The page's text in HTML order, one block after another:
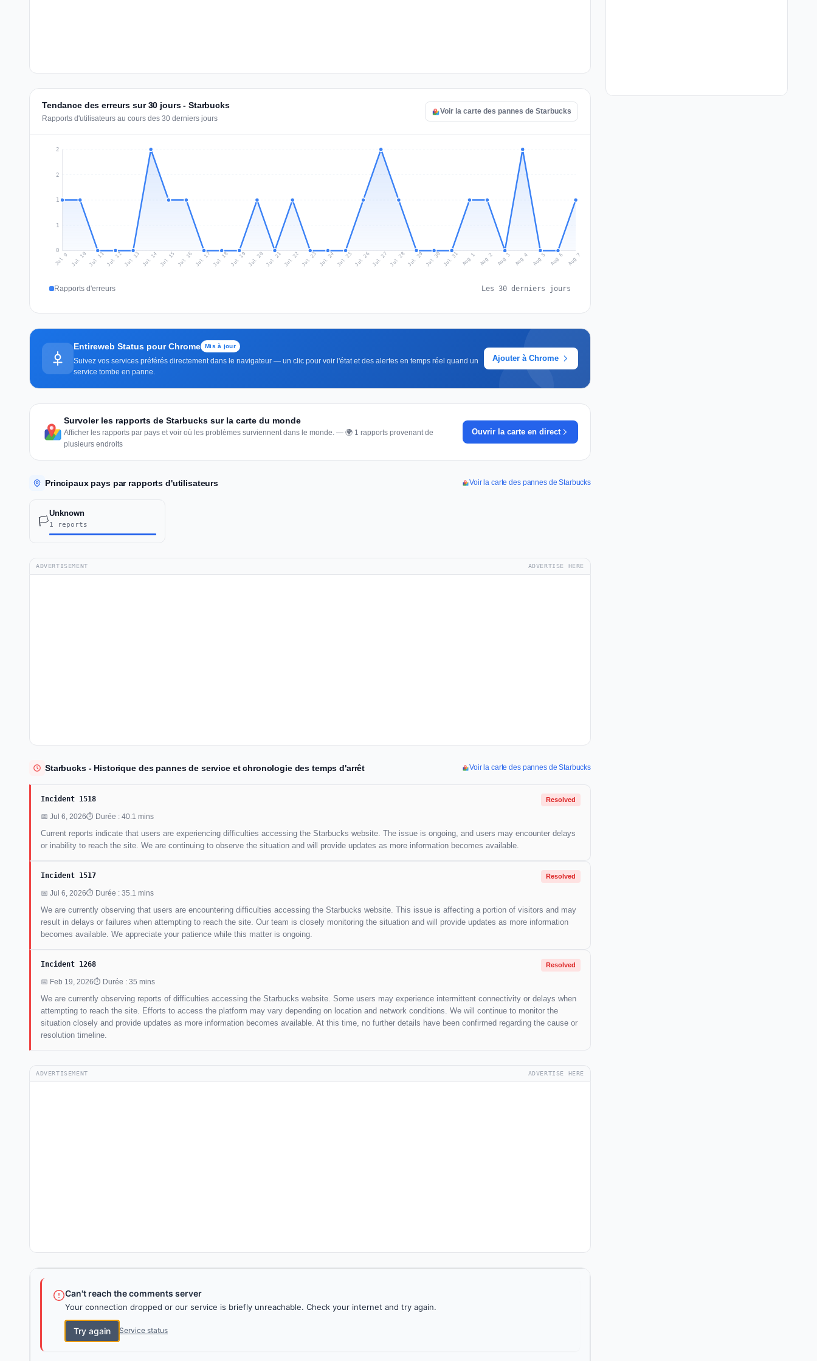
Tendance des erreurs sur 30 jours - Starbucks
Rapports d'utilisateurs au cours des 30 derniers jours
Voir la carte des pannes de Starbucks
0
1
1
2
2
Jul 9 Jul 10 Jul 11Jul 12Jul 13 Jul 14 Jul 15 Jul 16 Jul 17 Jul 18Jul 19 Jul 20 Jul 21 Jul 22 Jul 23 Jul 24 Jul 25 Jul 26Jul 27 Jul 28Jul 29 Jul 30 Jul 31 Aug 1 Aug 2 Aug 3 Aug 4 Aug 5 Aug 6 Aug 7
Rapports d'erreurs Les 30 derniers jours
Entireweb Status pour Chrome Mis à jour
Suivez vos services préférés directement dans le navigateur — un clic pour voir l'état et des alertes en temps réel quand un
service tombe en panne.
Ajouter à Chrome
Survoler les rapports de Starbucks sur la carte du monde
Afficher les rapports par pays et voir où les problèmes surviennent dans le monde. — 🌍 1 rapports provenant de
plusieurs endroits
Ouvrir la carte en direct
Principaux pays par rapports d'utilisateurs Voir la carte des pannes de Starbucks
🏳️
Unknown
1 reports
ADVERTISEMENT ADVERTISE HERE
Starbucks - Historique des pannes de service et chronologie des temps d'arrêt Voir la carte des pannes de Starbucks
Incident 1518 Resolved
📅 Jul 6, 2026⏱ Durée : 40.1 mins
Current reports indicate that users are experiencing difficulties accessing the Starbucks website. The issue is ongoing, and users may encounter delays
or inability to reach the site. We are continuing to observe the situation and will provide updates as more information becomes available.
Incident 1517 Resolved
📅 Jul 6, 2026⏱ Durée : 35.1 mins
We are currently observing that users are encountering difficulties accessing the Starbucks website. This issue is affecting a portion of visitors and may
result in delays or failures when attempting to reach the site. Our team is closely monitoring the situation and will provide updates as more information
becomes available. We appreciate your patience while this matter is ongoing.
Incident 1268 Resolved
📅 Feb 19, 2026⏱ Durée : 35 mins
We are currently observing reports of difficulties accessing the Starbucks website. Some users may experience intermittent connectivity or delays when
attempting to reach the site. Efforts to access the platform may vary depending on location and network conditions. We will continue to monitor the
situation closely and provide updates as more information becomes available. At this time, no further details have been confirmed regarding the cause or
resolution timeline.
ADVERTISEMENT ADVERTISE HERE
Can't reach the comments server
Your connection dropped or our service is briefly unreachable. Check your internet and try again.
Try again Service status